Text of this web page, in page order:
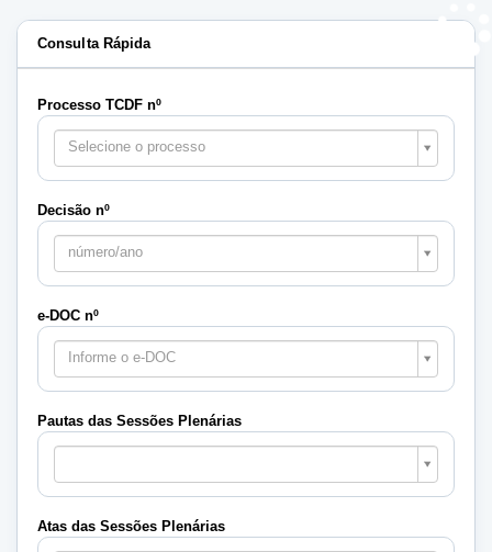
Consulta Rápida
Processo TCDF nº
Selecione o processo
Decisão nº
número/ano
e-DOC nº
Informe o e-DOC
Pautas das Sessões Plenárias
Pautas
Sessões
Plenárias
Atas das Sessões Plenárias
Atas